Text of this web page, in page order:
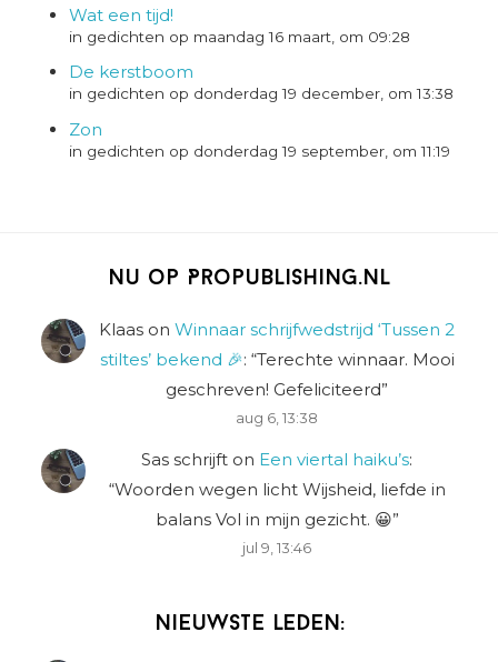
Wat een tijd!
in gedichten op maandag 16 maart, om 09:28
De kerstboom
in gedichten op donderdag 19 december, om 13:38
Zon
in gedichten op donderdag 19 september, om 11:19
Nu op Propublishing.nl
Klaas on Winnaar schrijfwedstrijd ‘Tussen 2
stiltes’ bekend 🎉: “Terechte winnaar. Mooi
geschreven! Gefeliciteerd”
aug 6, 13:38
Sas schrijft on Een viertal haiku’s:
“Woorden wegen licht Wijsheid, liefde in
balans Vol in mijn gezicht. 😀”
jul 9, 13:46
Nieuwste leden: